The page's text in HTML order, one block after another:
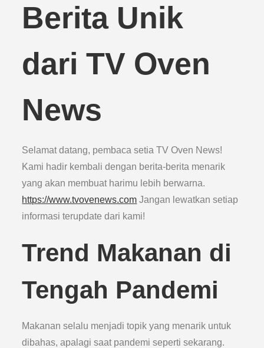
Berita Unik
dari TV Oven
News
Selamat datang, pembaca setia TV Oven News!
Kami hadir kembali dengan berita-berita menarik
yang akan membuat harimu lebih berwarna.
https://www.tvovenews.com Jangan lewatkan setiap
informasi terupdate dari kami!
Trend Makanan di
Tengah Pandemi
Makanan selalu menjadi topik yang menarik untuk
dibahas, apalagi saat pandemi seperti sekarang.